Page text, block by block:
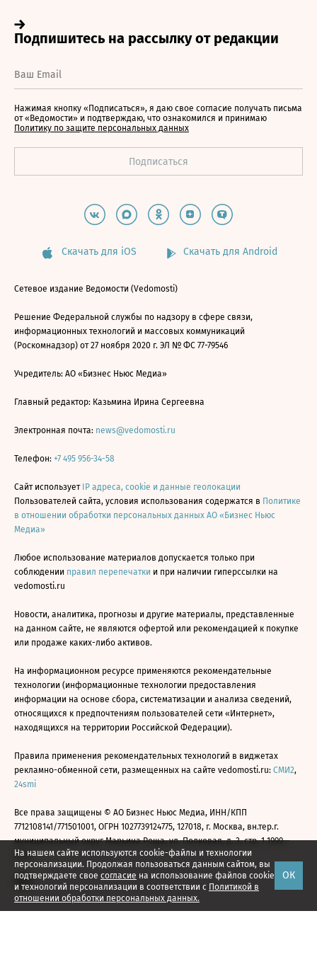
На нашем сайте используются cookie-файлы и технологии
персонализации. Продолжая пользоваться данным сайтом, вы
подтверждаете свое согласие на использование файлов cookie
и технологий персонализации в соответствии с Политикой в
отношении обработки персональных данных.
ОК
Нажимая кнопку «Подписаться», я даю свое согласие получать письма
от «Ведомости» и подтверждаю, что ознакомился и принимаю
Политику по защите персональных данных
Скачать для iOS Скачать для Android
Сетевое издание Ведомости (Vedomosti)
Решение Федеральной службы по надзору в сфере связи,
информационных технологий и массовых коммуникаций
(Роскомнадзор) от 27 ноября 2020 г. ЭЛ № ФС 77-79546
Учредитель: АО «Бизнес Ньюс Медиа»
Главный редактор: Казьмина Ирина Сергеевна
Электронная почта: news@vedomosti.ru
Телефон: +7 495 956-34-58
Сайт использует IP адреса, cookie и данные геолокации
Пользователей сайта, условия использования содержатся в Политике
в отношении обработки персональных данных АО «Бизнес Ньюс
Медиа»
Любое использование материалов допускается только при
соблюдении правил перепечатки и при наличии гиперссылки на
vedomosti.ru
Новости, аналитика, прогнозы и другие материалы, представленные
на данном сайте, не являются офертой или рекомендацией к покупке
или продаже каких-либо активов.
На информационном ресурсе применяются рекомендательные
технологии (информационные технологии предоставления
информации на основе сбора, систематизации и анализа сведений,
относящихся к предпочтениям пользователей сети «Интернет»,
находящихся на территории Российской Федерации).
Правила применения рекомендательных технологий в виджетах
рекламно-обменной сети, размещенных на сайте vedomosti.ru: СМИ2,
24smi
Все права защищены © АО Бизнес Ньюс Медиа, ИНН/КПП
7712108141/771501001, ОГРН 1027739124775, 127018, г. Москва, вн.тер.г.
муниципальный округ Марьина Роща, ул. Полковая, д. 3, стр. 1 1999—
2026